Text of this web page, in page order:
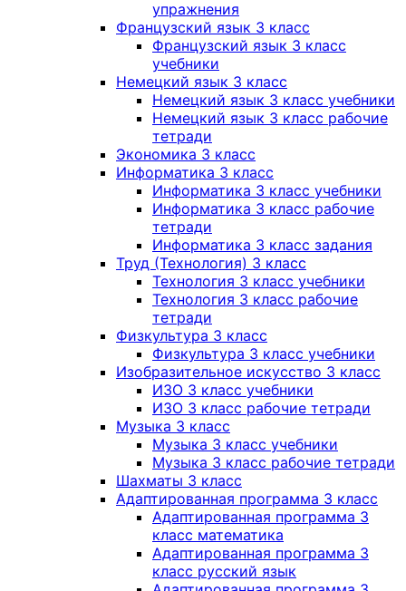
упражнения
Французский язык 3 класс
Французский язык 3 класс
учебники
Немецкий язык 3 класс
Немецкий язык 3 класс учебники
Немецкий язык 3 класс рабочие
тетради
Экономика 3 класс
Информатика 3 класс
Информатика 3 класс учебники
Информатика 3 класс рабочие
тетради
Информатика 3 класс задания
Труд (Технология) 3 класс
Технология 3 класс учебники
Технология 3 класс рабочие
тетради
Физкультура 3 класс
Физкультура 3 класс учебники
Изобразительное искусство 3 класс
ИЗО 3 класс учебники
ИЗО 3 класс рабочие тетради
Музыка 3 класс
Музыка 3 класс учебники
Музыка 3 класс рабочие тетради
Шахматы 3 класс
Адаптированная программа 3 класс
Адаптированная программа 3
класс математика
Адаптированная программа 3
класс русский язык